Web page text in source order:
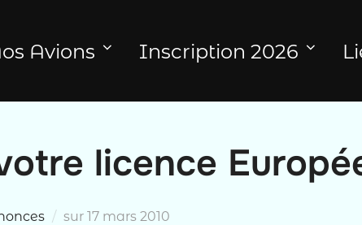
Avions Inscription 2026
licence
sur Publié
17 mars 2010